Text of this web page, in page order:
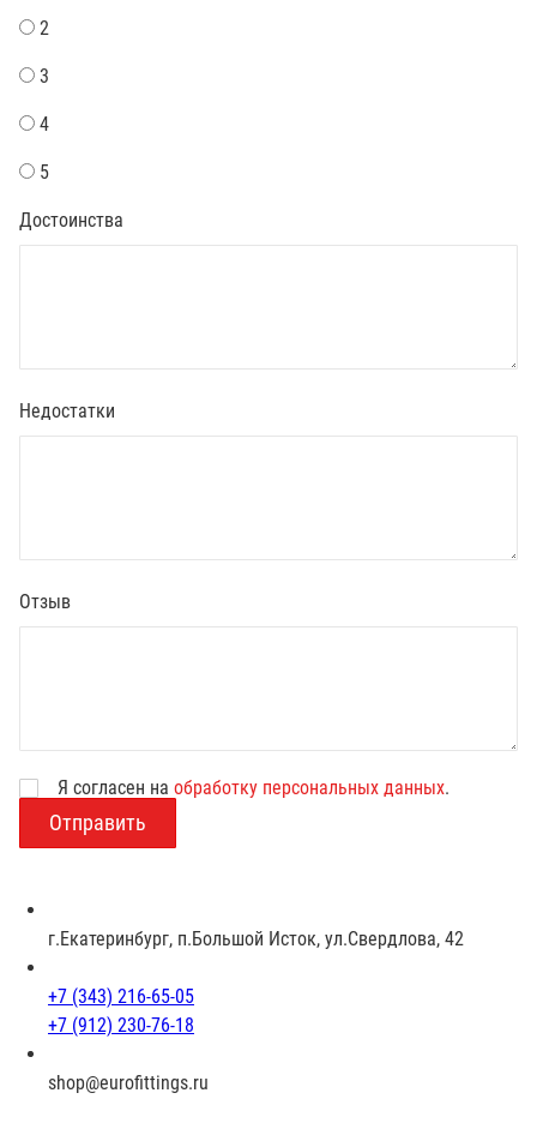
2
3
4
5
Достоинства
Недостатки
Отзыв
з
Я согласен на обработку персональных данных.
г.Екатеринбург, п.Большой Исток, ул.Свердлова, 42
+7 (343) 216-65-05
+7 (912) 230-76-18
shop@eurofittings.ru